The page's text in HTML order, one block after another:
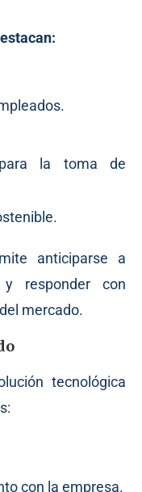
para la toma de
anticiparse a
responder con
mercado.
tecnológica
con la empresa.